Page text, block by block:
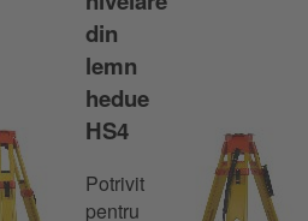
din
lemn
hedue
HS4
Potrivit
pentru